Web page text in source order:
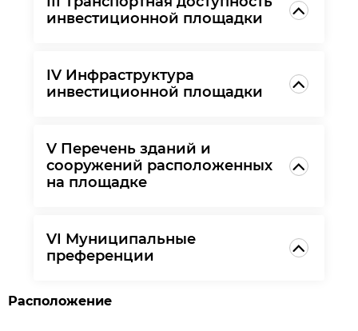
инвестиционной площадки
IV Инфраструктура
инвестиционной площадки
V Перечень зданий и
сооружений расположенных
на площадке
VI Муниципальные
преференции
Расположение